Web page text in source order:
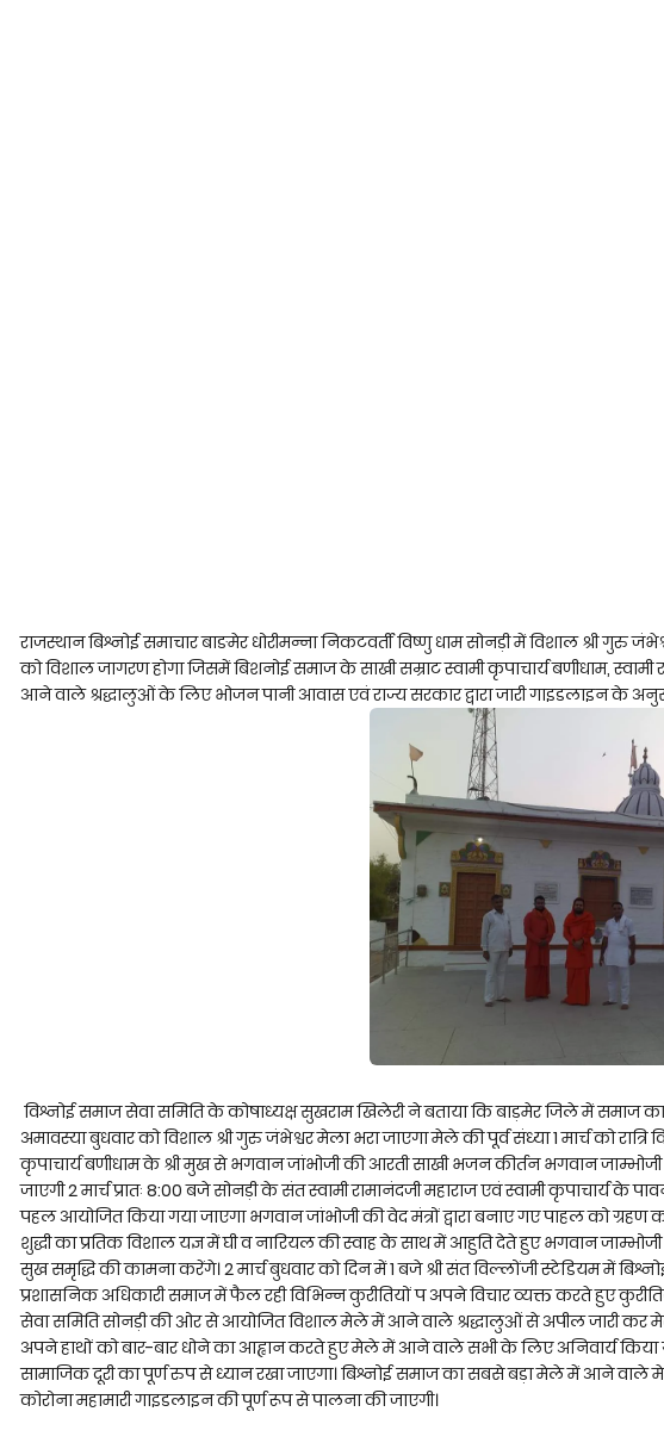
राजस्थान बिश्नोई समाचार बाङमेर धोरीमन्ना निकटवर्ती विष्णु धाम सोनड़ी में विशाल श्री गुरु
को विशाल जागरण होगा जिसमें बिशनोई समाज के साखी सम्राट स्वामी कृपाचार्य बणीधाम,
आने वाले श्रद्धालुओं के लिए भोजन पानी आवास एवं राज्य सरकार द्वारा जारी गाइडलाइन के
विश्नोई समाज सेवा समिति के कोषाध्यक्ष सुखराम खिलेरी ने बताया कि बाड़मेर जिले में समाज
अमावस्या बुधवार को विशाल श्री गुरु जंभेश्वर मेला भरा जाएगा मेले की पूर्व संध्या 1 मार्च को
कृपाचार्य बणीधाम के श्री मुख से भगवान जांभोजी की आरती साखी भजन कीर्तन भगवान
जाएगी 2 मार्च प्रातः 8:00 बजे सोनड़ी के संत स्वामी रामानंदजी महाराज एवं स्वामी कृपाचार्य
पहल आयोजित किया गया जाएगा भगवान जांभोजी की वेद मंत्रों द्वारा बनाए गए पाहल को
शुद्धी का प्रतिक विशाल यज्ञ में घी व नारियल की स्वाह के साथ में आहुति देते हुए भगवान
सुख समृद्धि की कामना करेंगे। 2 मार्च बुधवार को दिन में 1 बजे श्री संत विल्लोंजी स्टेडियम में
प्रशासनिक अधिकारी समाज में फैल रही विभिन्न कुरीतियों प अपने विचार व्यक्त करते हुए
सेवा समिति सोनड़ी की ओर से आयोजित विशाल मेले में आने वाले श्रद्धालुओं से अपील जारी
अपने हाथों को बार-बार धोने का आह्वान करते हुए मेले में आने वाले सभी के लिए अनिवार्य किया
सामाजिक दूरी का पूर्ण रुप से ध्यान रखा जाएगा। बिश्नोई समाज का सबसे बड़ा मेले में आने
कोरोना महामारी गाइडलाइन की पूर्ण रूप से पालना की जाएगी।